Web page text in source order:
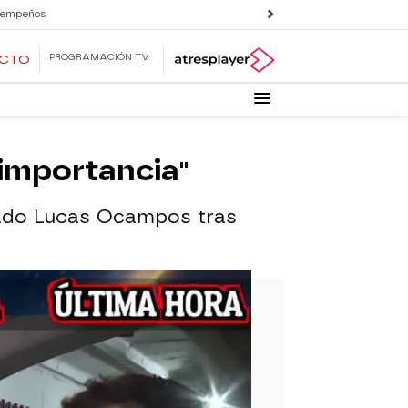
PROGRAMACIÓN TV
Lucas Ocampos tras